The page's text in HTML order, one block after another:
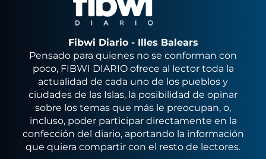
Fibwi Diario - Illes Balears
Pensado para quienes no se conforman con
poco, FIBWI DIARIO ofrece al lector toda la
actualidad de cada uno de los pueblos y
ciudades de las Islas, la posibilidad de opinar
sobre los temas que más le preocupan, o,
incluso, poder participar directamente en la
confección del diario, aportando la información
que quiera compartir con el resto de lectores.